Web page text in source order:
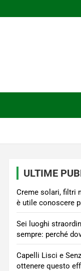
ULTIME
Creme solari, filtri
è utile conoscere
Sei luoghi
sempre: perché
Capelli Lisci e
ottenere questo